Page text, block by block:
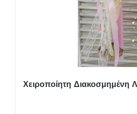
Χειροποίητη Διακοσμημένη